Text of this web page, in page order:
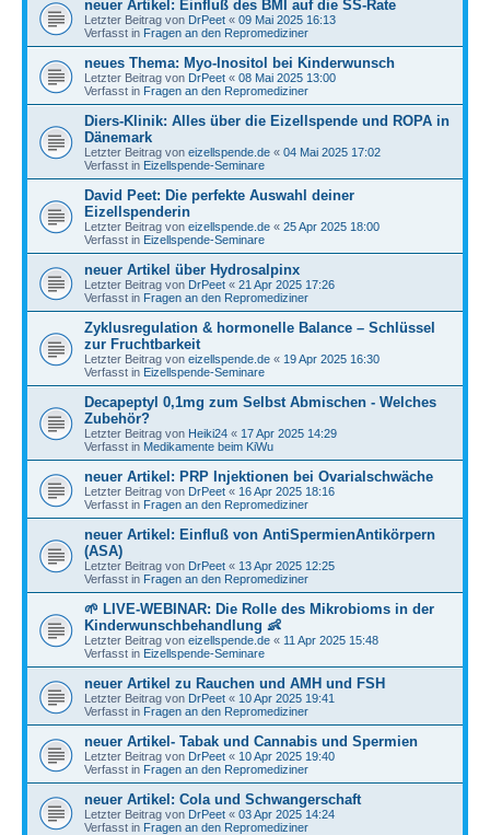
neuer Artikel: Einfluß des BMI auf die SS-Rate
Letzter Beitrag von DrPeet « 09 Mai 2025 16:13
Verfasst in Fragen an den Repromediziner
neues Thema: Myo-Inositol bei Kinderwunsch
Letzter Beitrag von DrPeet « 08 Mai 2025 13:00
Verfasst in Fragen an den Repromediziner
Diers-Klinik: Alles über die Eizellspende und ROPA in
Dänemark
Letzter Beitrag von eizellspende.de « 04 Mai 2025 17:02
Verfasst in Eizellspende-Seminare
David Peet: Die perfekte Auswahl deiner
Eizellspenderin
Letzter Beitrag von eizellspende.de « 25 Apr 2025 18:00
Verfasst in Eizellspende-Seminare
neuer Artikel über Hydrosalpinx
Letzter Beitrag von DrPeet « 21 Apr 2025 17:26
Verfasst in Fragen an den Repromediziner
Zyklusregulation & hormonelle Balance – Schlüssel
zur Fruchtbarkeit
Letzter Beitrag von eizellspende.de « 19 Apr 2025 16:30
Verfasst in Eizellspende-Seminare
Decapeptyl 0,1mg zum Selbst Abmischen - Welches
Zubehör?
Letzter Beitrag von Heiki24 « 17 Apr 2025 14:29
Verfasst in Medikamente beim KiWu
neuer Artikel: PRP Injektionen bei Ovarialschwäche
Letzter Beitrag von DrPeet « 16 Apr 2025 18:16
Verfasst in Fragen an den Repromediziner
neuer Artikel: Einfluß von AntiSpermienAntikörpern
(ASA)
Letzter Beitrag von DrPeet « 13 Apr 2025 12:25
Verfasst in Fragen an den Repromediziner
🌱 LIVE-WEBINAR: Die Rolle des Mikrobioms in der
Kinderwunschbehandlung 👶
Letzter Beitrag von eizellspende.de « 11 Apr 2025 15:48
Verfasst in Eizellspende-Seminare
neuer Artikel zu Rauchen und AMH und FSH
Letzter Beitrag von DrPeet « 10 Apr 2025 19:41
Verfasst in Fragen an den Repromediziner
neuer Artikel- Tabak und Cannabis und Spermien
Letzter Beitrag von DrPeet « 10 Apr 2025 19:40
Verfasst in Fragen an den Repromediziner
neuer Artikel: Cola und Schwangerschaft
Letzter Beitrag von DrPeet « 03 Apr 2025 14:24
Verfasst in Fragen an den Repromediziner